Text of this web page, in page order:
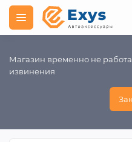
Магазин временно не
извинения